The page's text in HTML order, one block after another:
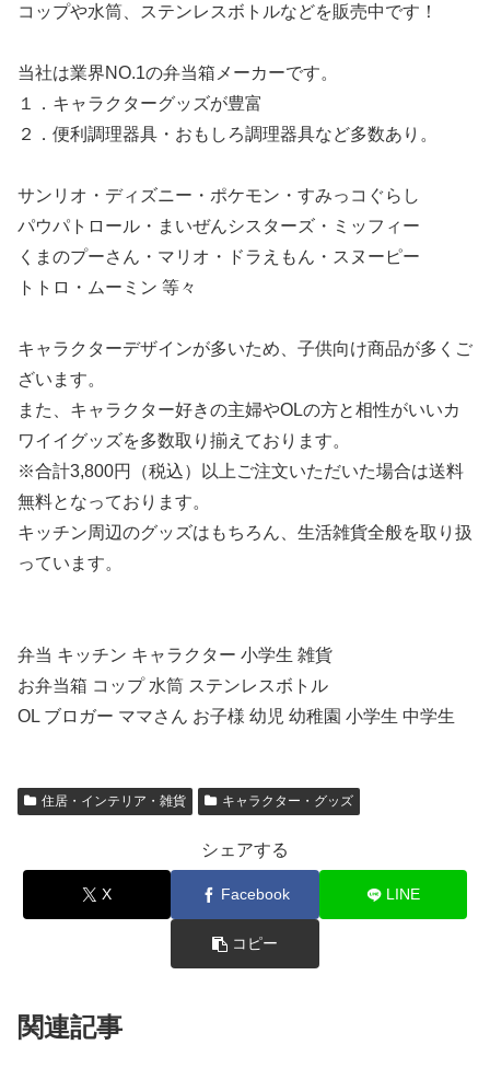
コップや水筒、ステンレスボトルなどを販売中です！
当社は業界NO.1の弁当箱メーカーです。
１．キャラクターグッズが豊富
２．便利調理器具・おもしろ調理器具など多数あり。
サンリオ・ディズニー・ポケモン・すみっコぐらし
パウパトロール・まいぜんシスターズ・ミッフィー
くまのプーさん・マリオ・ドラえもん・スヌーピー
トトロ・ムーミン 等々
キャラクターデザインが多いため、子供向け商品が多くご
ざいます。
また、キャラクター好きの主婦やOLの方と相性がいいカ
ワイイグッズを多数取り揃えております。
※合計3,800円（税込）以上ご注文いただいた場合は送料
無料となっております。
キッチン周辺のグッズはもちろん、生活雑貨全般を取り扱
っています。
弁当 キッチン キャラクター 小学生 雑貨
お弁当箱 コップ 水筒 ステンレスボトル
OL ブロガー ママさん お子様 幼児 幼稚園 小学生 中学生
住居・インテリア・雑貨 キャラクター・グッズ
シェアする
X Facebook LINE
コピー
関連記事